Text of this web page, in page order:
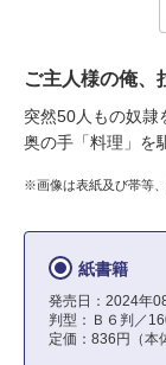
ご主人様の俺、
突然50人もの奴隷
奥の手「料理」を
※画像は表紙及び帯等
紙書籍
発売日：2024年
判型：Ｂ６判／
定価：836円（本